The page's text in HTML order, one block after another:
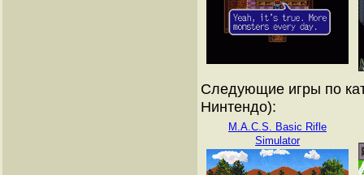
Следующие игры по
Нинтендо):
M.A.C.S. Basic Rifle
Simulator